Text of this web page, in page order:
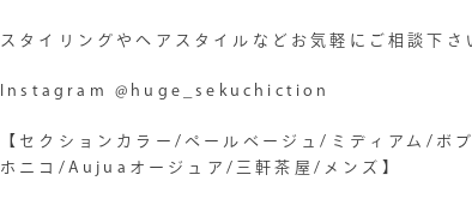
スタイリングやヘアスタイルなどお気軽にご相談下さ
Instagram @huge_sekuchiction
【セクションカラー/ペールベージュ/ミディアム/
ホニコ/Aujuaオージュア/三軒茶屋/メンズ】